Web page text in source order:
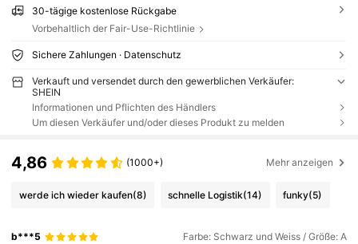
30-tägige kostenlose Rückgabe
Vorbehaltlich der Fair-Use-Richtlinie
Sichere Zahlungen · Datenschutz
Verkauft und versendet durch den gewerblichen Verkäufer:
SHEIN
Informationen und Pflichten des Händlers
Um diesen Verkäufer und/oder dieses Produkt zu melden
4,86 (1000+) Mehr anzeigen
werde ich wieder kaufen(8) schnelle Logistik(14) funky(5)
b***5 Farbe: Schwarz und Weiss / Größe: A